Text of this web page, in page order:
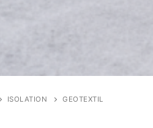
ISOLATION GEOTEXTIL